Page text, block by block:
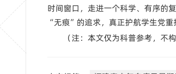
时间窗口，走进一个科学、有序的
“无痕”的追求，真正护航学生党重
（注：本文仅为科普参考，不